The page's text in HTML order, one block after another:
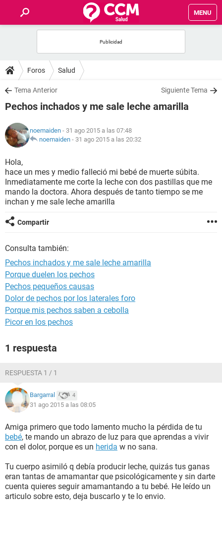
MENU
FOROS
SALUD
NUTRICIÓN
BIENESTAR
SEXUALIDAD
GLOSARIO
Foros Salud
Tema Anterior Siguiente Tema
Pechos inchados y me sale leche amarilla
noemaiden - 31 ago 2015 a las 07:48
noemaiden - 31 ago 2015 a las 20:32
Hola,
hace un mes y medio falleció mi bebé de muerte súbita.
Inmediatamente me corte la leche con dos pastillas que me
mando la doctora. Ahora después de tanto tiempo se me
inchan y me sale leche amarilla
Compartir
Consulta también:
Pechos inchados y me sale leche amarilla
Porque duelen los pechos
Pechos pequeños causas
Dolor de pechos por los laterales foro
Porque mis pechos saben a cebolla
Picor en los pechos
1 respuesta
RESPUESTA 1 / 1
Bargarral 4
31 ago 2015 a las 08:05
Amiga primero que todo lamento mucho la pérdida de tu
bebé, te mando un abrazo de luz para que aprendas a vivir
con el dolor, porque es un herida w no sana.
Tu cuerpo asimiló q debía producir leche, quizás tus ganas
eran tantas de amamantar que psicológicamente y sin darte
cuenta quieres seguir amamantando a tu bebé. He leído un
articulo sobre esto, deja buscarlo y te lo envio.